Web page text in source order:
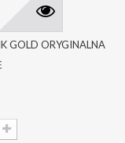
GOLD ORYGINALNA